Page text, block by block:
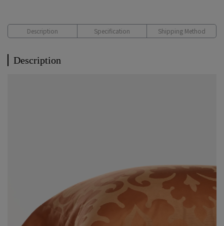
Description Specification Shipping Method
Description